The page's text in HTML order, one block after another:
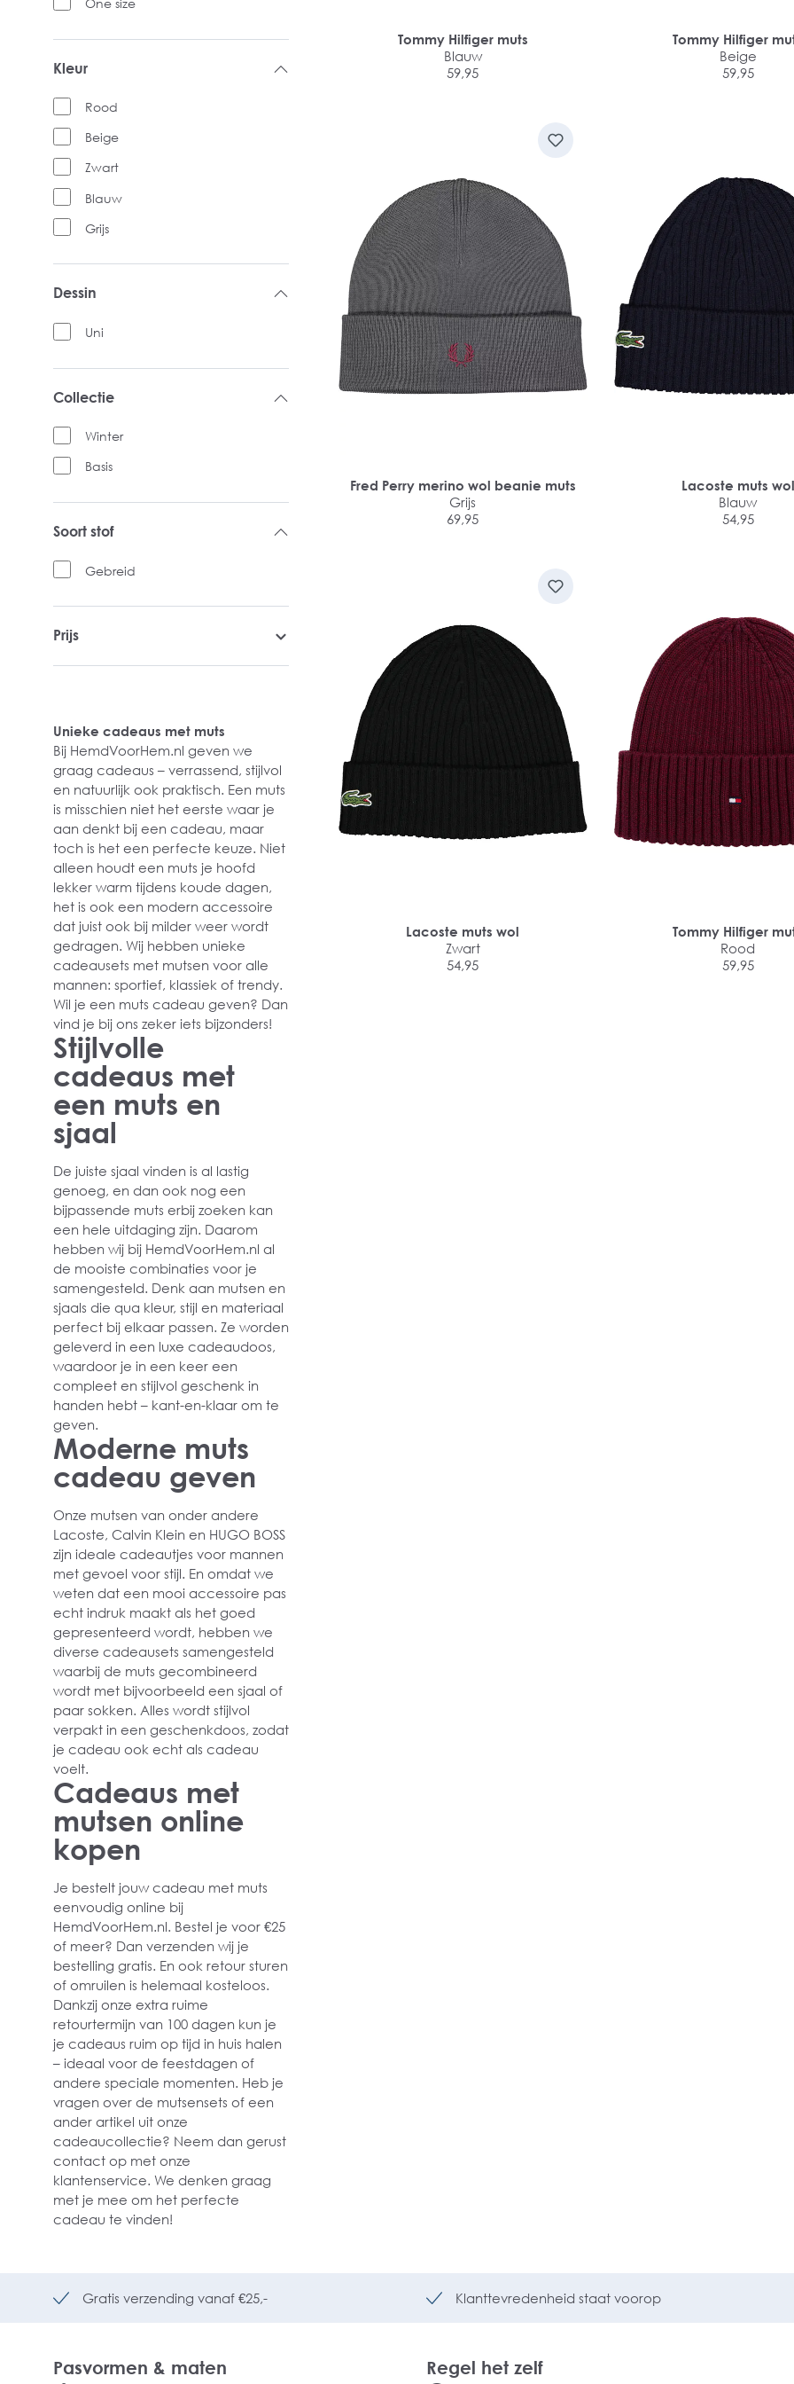
One size
Kleur
Rood
Beige
Zwart
Blauw
Grijs
Dessin
Uni
Collectie
Winter
Basis
Soort stof
Gebreid
Prijs
Unieke cadeaus met muts
Bij HemdVoorHem.nl geven we
graag cadeaus – verrassend, stijlvol
en natuurlijk ook praktisch. Een muts
is misschien niet het eerste waar je
aan denkt bij een cadeau, maar
toch is het een perfecte keuze. Niet
alleen houdt een muts je hoofd
lekker warm tijdens koude dagen,
het is ook een modern accessoire
dat juist ook bij milder weer wordt
gedragen. Wij hebben unieke
cadeausets met mutsen voor alle
mannen: sportief, klassiek of trendy.
Wil je een muts cadeau geven? Dan
vind je bij ons zeker iets bijzonders!
Stijlvolle
cadeaus met
een muts en
sjaal
De juiste sjaal vinden is al lastig
genoeg, en dan ook nog een
bijpassende muts erbij zoeken kan
een hele uitdaging zijn. Daarom
hebben wij bij HemdVoorHem.nl al
de mooiste combinaties voor je
samengesteld. Denk aan mutsen en
sjaals die qua kleur, stijl en materiaal
perfect bij elkaar passen. Ze worden
geleverd in een luxe cadeaudoos,
waardoor je in een keer een
compleet en stijlvol geschenk in
handen hebt – kant-en-klaar om te
geven.
Moderne muts
cadeau geven
Onze mutsen van onder andere
Lacoste, Calvin Klein en HUGO BOSS
zijn ideale cadeautjes voor mannen
met gevoel voor stijl. En omdat we
weten dat een mooi accessoire pas
echt indruk maakt als het goed
gepresenteerd wordt, hebben we
diverse cadeausets samengesteld
waarbij de muts gecombineerd
wordt met bijvoorbeeld een sjaal of
paar sokken. Alles wordt stijlvol
verpakt in een geschenkdoos, zodat
je cadeau ook echt als cadeau
voelt.
Cadeaus met
mutsen online
kopen
Je bestelt jouw cadeau met muts
eenvoudig online bij
HemdVoorHem.nl. Bestel je voor €25
of meer? Dan verzenden wij je
bestelling gratis. En ook retour sturen
of omruilen is helemaal kosteloos.
Dankzij onze extra ruime
retourtermijn van 100 dagen kun je
je cadeaus ruim op tijd in huis halen
– ideaal voor de feestdagen of
andere speciale momenten. Heb je
vragen over de mutsensets of een
ander artikel uit onze
cadeaucollectie? Neem dan gerust
contact op met onze
klantenservice. We denken graag
met je mee om het perfecte
cadeau te vinden!
Tommy Hilfiger muts
Blauw
59,95
Tommy Hilfiger
Beige
59,95
Fred Perry merino wol beanie muts
Grijs
69,95
Lacoste muts wol
Blauw
54,95
Lacoste muts wol
Zwart
54,95
Tommy Hilfiger
Rood
59,95
Gratis verzending vanaf €25,- Klanttevredenheid staat voorop
Pasvormen & maten Regel het zelf